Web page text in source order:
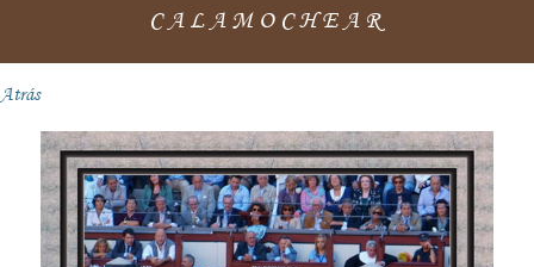
CALAMOCHEAR
Atrás